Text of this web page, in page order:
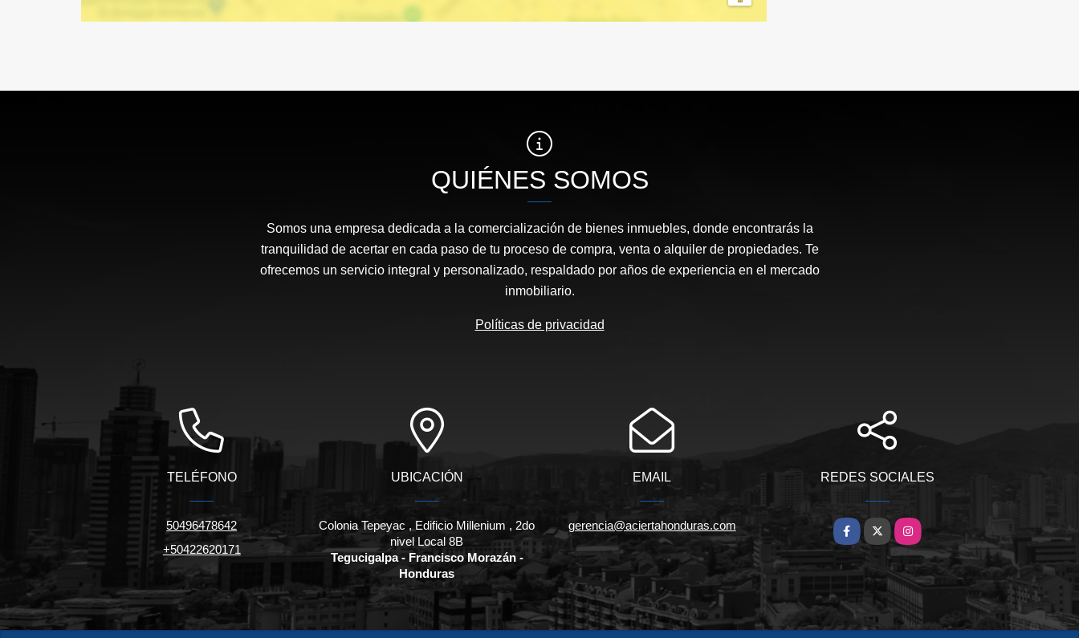
QUIÉNES SOMOS
Somos una empresa dedicada a la comercialización de bienes inmuebles, donde encontrarás la
tranquilidad de acertar en cada paso de tu proceso de compra, venta o alquiler de propiedades. Te
ofrecemos un servicio integral y personalizado, respaldado por años de experiencia en el mercado
inmobiliario.
Políticas de privacidad
TELÉFONO
50496478642
+50422620171
UBICACIÓN
Colonia Tepeyac , Edificio Millenium , 2do
nivel Local 8B
Tegucigalpa - Francisco Morazán -
Honduras
EMAIL
gerencia@aciertahonduras.com
REDES SOCIALES
Facebook
X Instagram